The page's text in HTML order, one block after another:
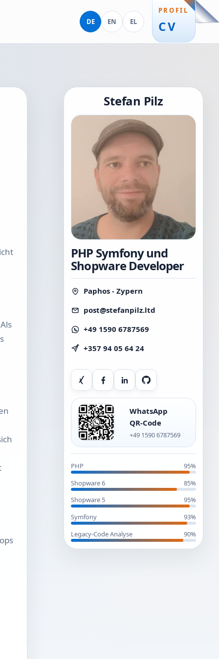
DE
Deutsch
EN
English
EL
Ελληνικά
PROFIL
CV
Stefan Pilz
PHP Symfony und
Shopware Developer
Paphos - Zypern
post@stefanpilz.ltd
+49 1590 6787569
+357 94 05 64 24
Xing FacebookLinkedInGitHub
WhatsApp
QR-Code
+49 1590 6787569
PHP
95%
Shopware 6
85%
Shopware 5
95%
Symfony
93%
Legacy-Code Analyse
90%